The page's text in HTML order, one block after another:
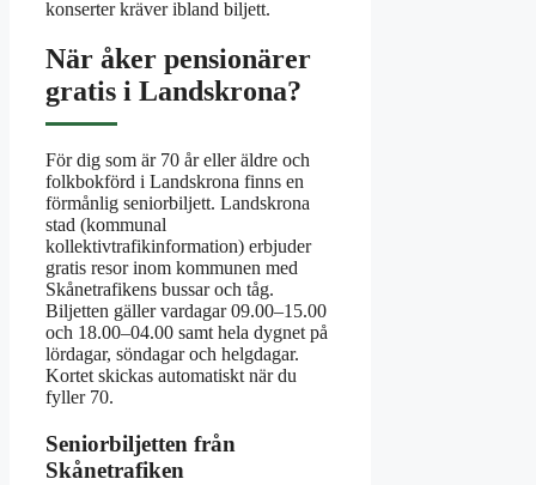
konserter kräver ibland biljett.
När åker pensionärer
gratis i Landskrona?
För dig som är 70 år eller äldre och
folkbokförd i Landskrona finns en
förmånlig seniorbiljett. Landskrona
stad (kommunal
kollektivtrafikinformation) erbjuder
gratis resor inom kommunen med
Skånetrafikens bussar och tåg.
Biljetten gäller vardagar 09.00–15.00
och 18.00–04.00 samt hela dygnet på
lördagar, söndagar och helgdagar.
Kortet skickas automatiskt när du
fyller 70.
Seniorbiljetten från
Skånetrafiken